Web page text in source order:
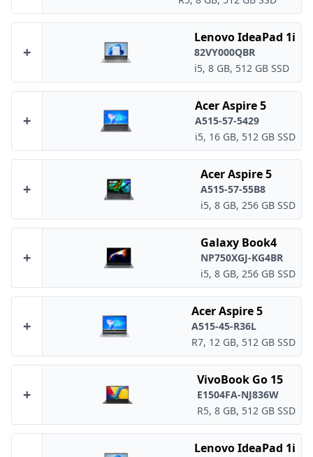
+
Lenovo IdeaPad 1i
82VY000QBR
i5, 8 GB, 512 GB SSD
+
Acer Aspire 5
A515-57-5429
i5, 16 GB, 512 GB SSD
+
Acer Aspire 5
A515-57-55B8
i5, 8 GB, 256 GB SSD
+
Galaxy Book4
NP750XGJ-KG4BR
i5, 8 GB, 256 GB SSD
+
Acer Aspire 5
A515-45-R36L
R7, 12 GB, 512 GB SSD
+
VivoBook Go 15
E1504FA-NJ836W
R5, 8 GB, 512 GB SSD
Lenovo IdeaPad 1i